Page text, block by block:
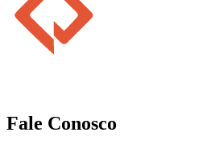
Fale Conosco